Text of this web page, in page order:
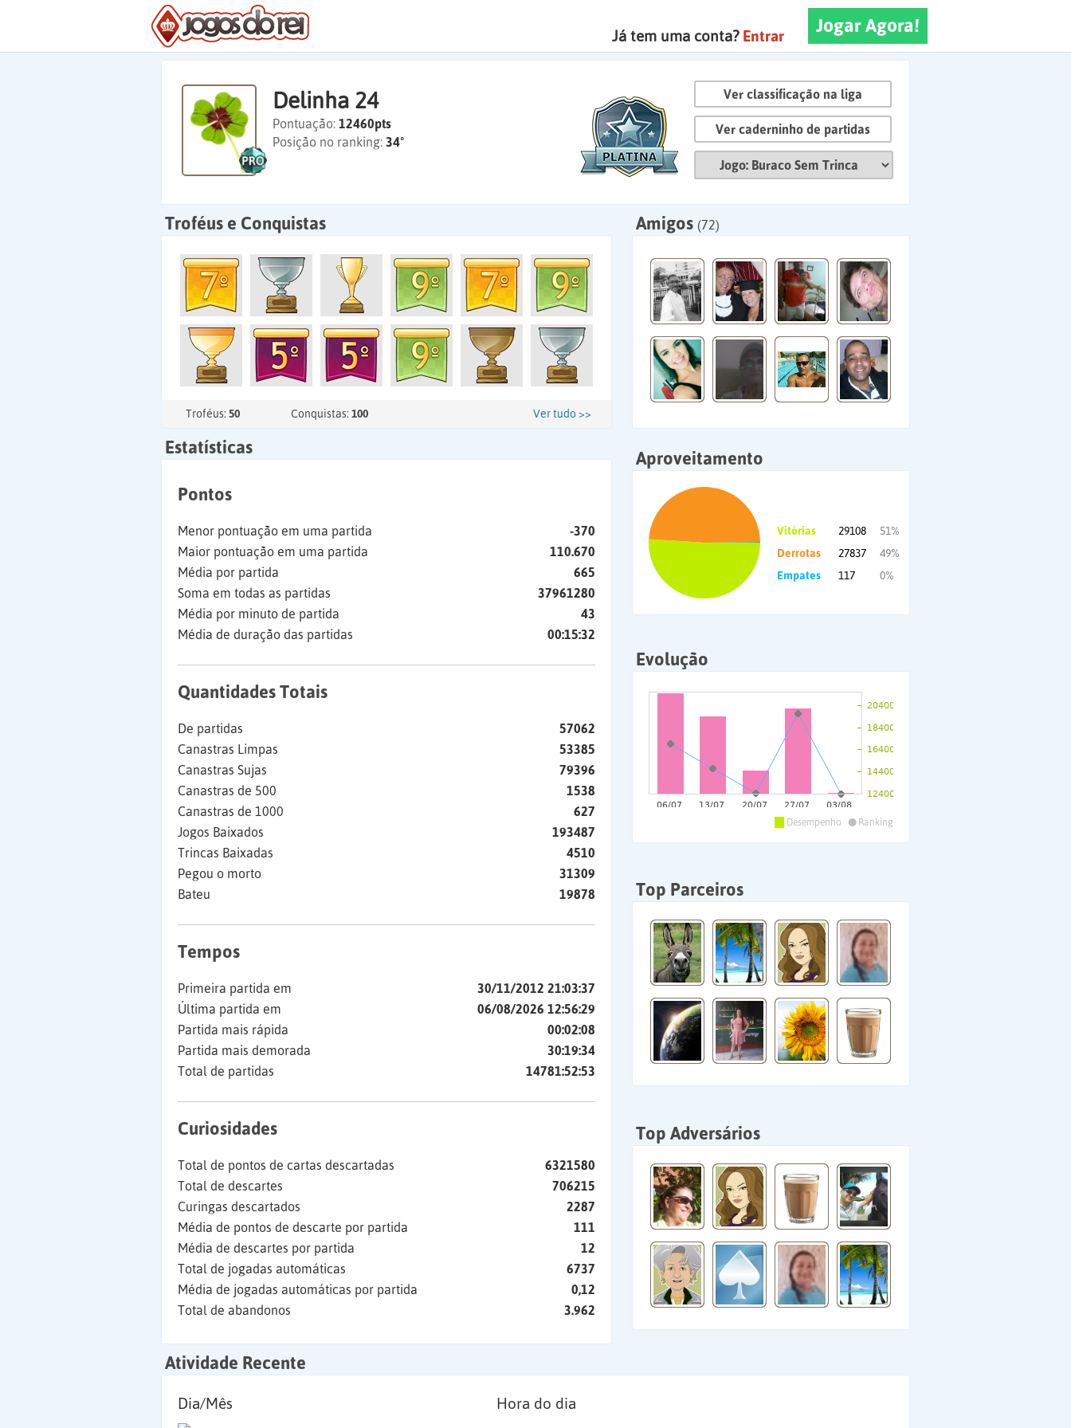
Jogar Agora!
Já tem uma conta? Entrar
Delinha 24
Pontuação: 12460pts
Posição no ranking: 34º
Ver classificação na liga
Ver caderninho de partidas
Troféus e Conquistas
Troféus: 50 Conquistas: 100 Ver tudo >>
Amigos (72)
Estatísticas
Pontos
Menor pontuação em uma partida
-370
Maior pontuação em uma partida
110.670
Média por partida
665
Soma em todas as partidas
37961280
Média por minuto de partida
43
Média de duração das partidas
00:15:32
Quantidades Totais
De partidas
57062
Canastras Limpas
53385
Canastras Sujas
79396
Canastras de 500
1538
Canastras de 1000
627
Jogos Baixados
193487
Trincas Baixadas
4510
Pegou o morto
31309
Bateu
19878
Tempos
Primeira partida em
30/11/2012 21:03:37
Última partida em
06/08/2026 12:56:29
Partida mais rápida
00:02:08
Partida mais demorada
30:19:34
Total de partidas
14781:52:53
Curiosidades
Total de pontos de cartas descartadas
6321580
Total de descartes
706215
Curingas descartados
2287
Média de pontos de descarte por partida
111
Média de descartes por partida
12
Total de jogadas automáticas
6737
Média de jogadas automáticas por partida
0,12
Total de abandonos
3.962
Aproveitamento
Vitórias 29108
51%
Derrotas
27837
49%
Empates
117 0%
Evolução
Desempenho •
Ranking
Top Parceiros
Top Adversários
Atividade Recente
Dia/Mês Hora do dia